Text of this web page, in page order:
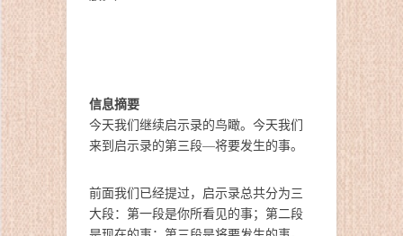
信息摘要
今天我们继续启示录的鸟瞰。今天我们
来到启示录的第三段—将要发生的事。
前面我们已经提过，启示录总共分为三
大段：第一段是你所看见的事；第二段